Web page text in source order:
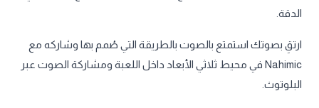
الدقة.
ارتقِ بصوتك استمتع بالصوت بالطريقة التي صُمم بها وشاركه مع
Nahimic في محيط ثلاثي الأبعاد داخل اللعبة ومشاركة الصوت عبر
البلوتوث.